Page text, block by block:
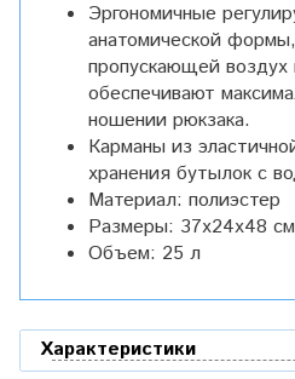
Эргономичные
анатомической
пропускающей воздух
обеспечивают
ношении рюкзака.
Карманы из
хранения бутылок с
Материал: полиэстер
Размеры: 37x24x48 см
Объем: 25 л
Характеристики